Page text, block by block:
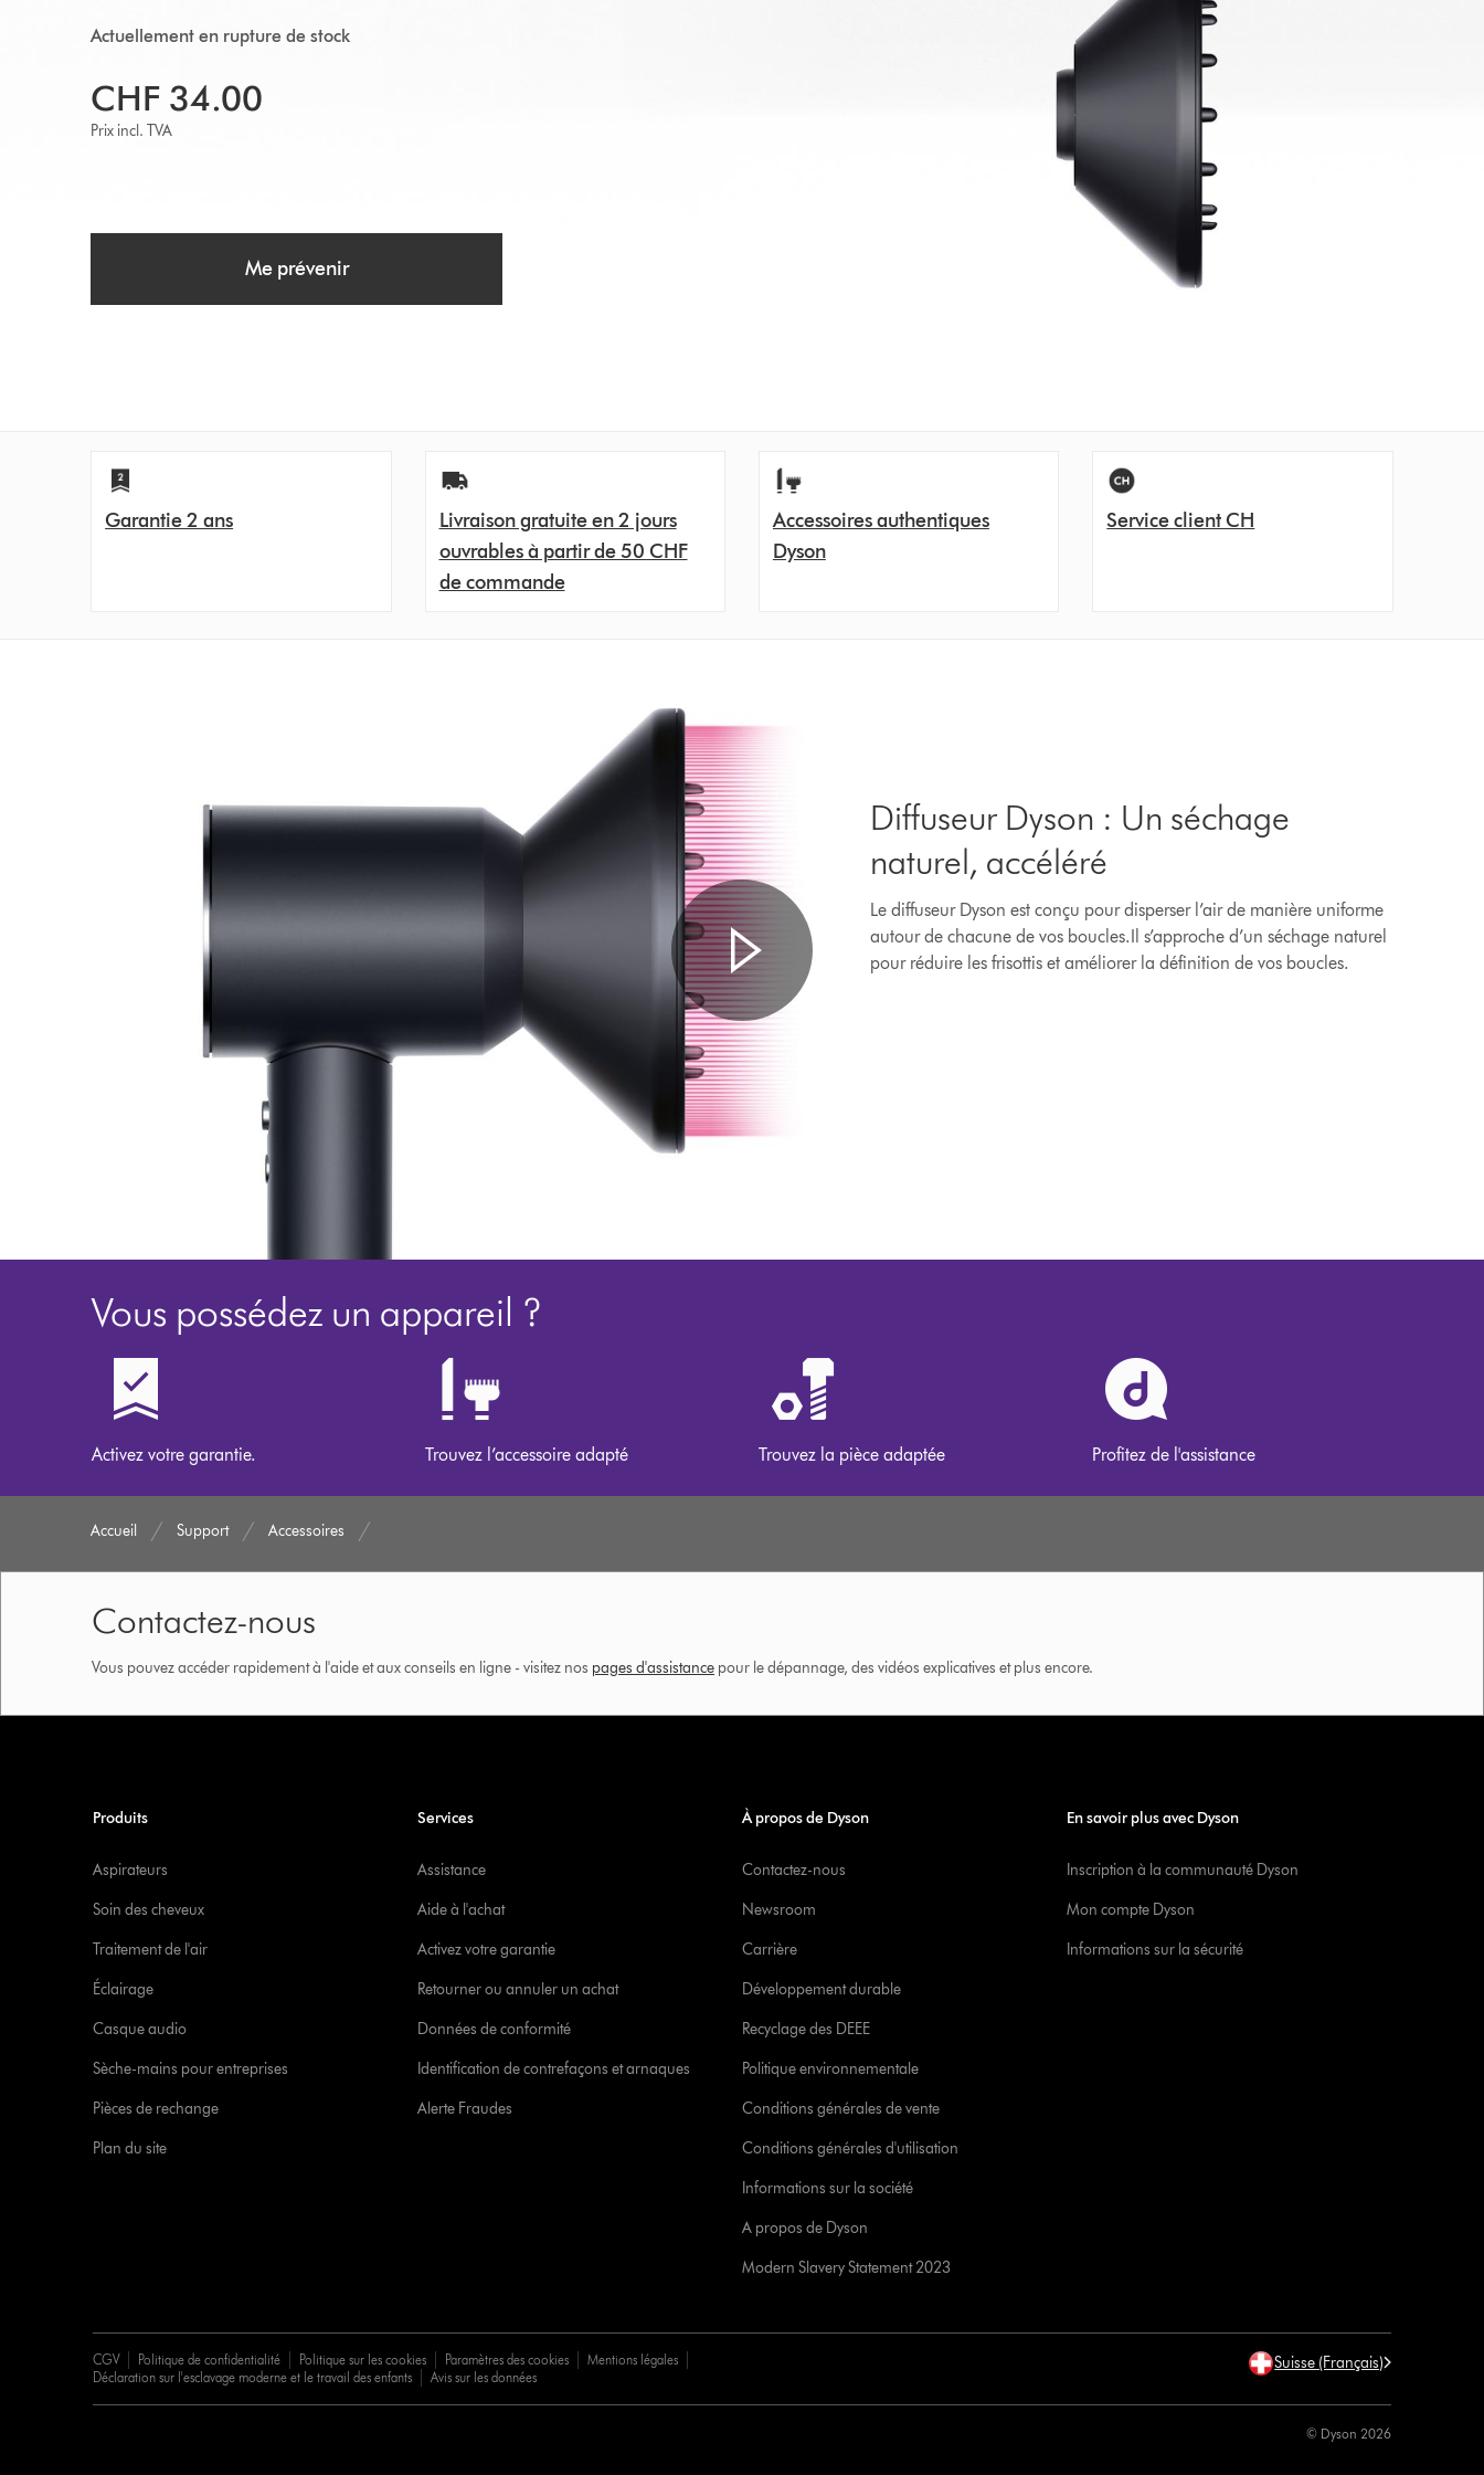
Actuellement en rupture de stock
CHF 34.00
Prix incl. TVA
Me prévenir
Garantie 2 ans
Livraison gratuite en 2 jours
ouvrables à partir de 50 CHF
de commande
Accessoires authentiques
Dyson
Service client CH
Diffuseur Dyson : Un séchage
naturel, accéléré
Le diffuseur Dyson est conçu pour disperser l’air de manière uniforme
autour de chacune de vos boucles.Il s’approche d’un séchage naturel
pour réduire les frisottis et améliorer la définition de vos boucles.
Vous possédez un appareil ?
Activez votre garantie. Trouvez l’accessoire adapté Trouvez la pièce adaptée Profitez de l'assistance
Accueil Support Accessoires
Contactez-nous
Vous pouvez accéder rapidement à l'aide et aux conseils en ligne - visitez nos pages d'assistance pour le dépannage, des vidéos explicatives et plus encore.
Produits
Aspirateurs
Soin des cheveux
Traitement de l'air
Éclairage
Casque audio
Sèche-mains pour entreprises
Pièces de rechange
Plan du site
Services
Assistance
Aide à l'achat
Activez votre garantie
Retourner ou annuler un achat
Données de conformité
Identification de contrefaçons et arnaques
Alerte Fraudes
À propos de Dyson
Contactez-nous
Newsroom
Carrière
Développement durable
Recyclage des DEEE
Politique environnementale
Conditions générales de vente
Conditions générales d'utilisation
Informations sur la société
A propos de Dyson
Modern Slavery Statement 2023
En savoir plus avec Dyson
Inscription à la communauté Dyson
Mon compte Dyson
Informations sur la sécurité
CGV Politique de confidentialité Politique sur les cookies Paramètres des cookies
Mentions légales
Déclaration sur l'esclavage moderne et le travail des enfants
Avis sur les données
Suisse (Français)
© Dyson 2026